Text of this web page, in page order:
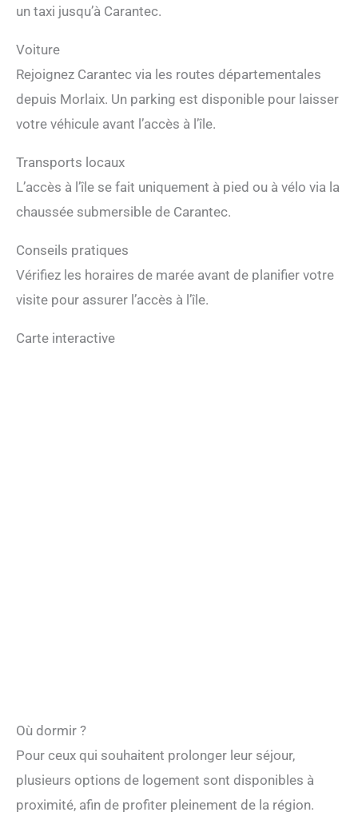
un taxi jusqu’à Carantec.
Voiture
Rejoignez Carantec via les routes départementales
depuis Morlaix. Un parking est disponible pour laisser
votre véhicule avant l’accès à l’île.
Transports locaux
L’accès à l’île se fait uniquement à pied ou à vélo via la
chaussée submersible de Carantec.
Conseils pratiques
Vérifiez les horaires de marée avant de planifier votre
visite pour assurer l’accès à l’île.
Carte interactive
Où dormir ?
Pour ceux qui souhaitent prolonger leur séjour,
plusieurs options de logement sont disponibles à
proximité, afin de profiter pleinement de la région.